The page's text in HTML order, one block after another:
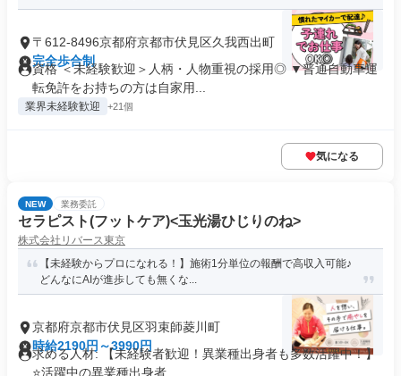
〒612-8496京都府京都市伏見区久我西出町
完全歩合制
資格 ＜未経験歓迎＞人柄・人物重視の採用◎ ▼普通自動車運
転免許をお持ちの方は自家用...
業界未経験歓迎 +21個
気になる
NEW 業務委託
セラピスト(フットケア)<玉光湯ひじりのね>
株式会社リバース東京
【未経験からプロになれる！】施術1分単位の報酬で高収入可能♪
どんなにAIが進歩しても無くな...
京都府京都市伏見区羽束師菱川町
時給2190円～3990円
求める人材: 【未経験者歓迎！異業種出身者も多数活躍中！】
⭐️活躍中の異業種出身者...